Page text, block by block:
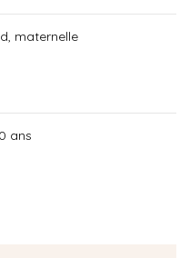
maternelle
ans